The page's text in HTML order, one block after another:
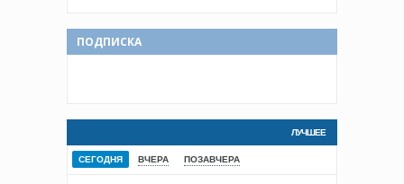
ПОДПИСКА
ЛУЧШЕЕ
СЕГОДНЯ ВЧЕРА ПОЗАВЧЕРА